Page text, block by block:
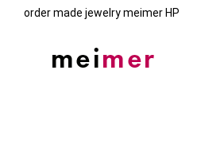
order made jewelry meimer HP